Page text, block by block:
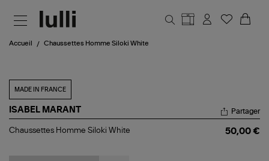
Accueil Chaussettes Homme Siloki White
MADE IN FRANCE
ISABEL MARANT
Chaussettes
Partager
Chaussettes Homme Siloki White 50,00 €